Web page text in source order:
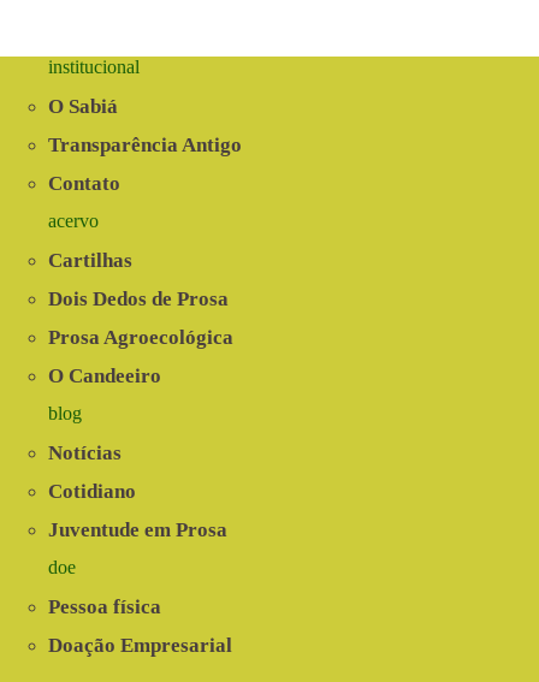
institucional
O Sabiá
Transparência Antigo
Contato
acervo
Cartilhas
Dois Dedos de Prosa
Prosa Agroecológica
O Candeeiro
blog
Notícias
Cotidiano
Juventude em Prosa
doe
Pessoa física
Doação Empresarial